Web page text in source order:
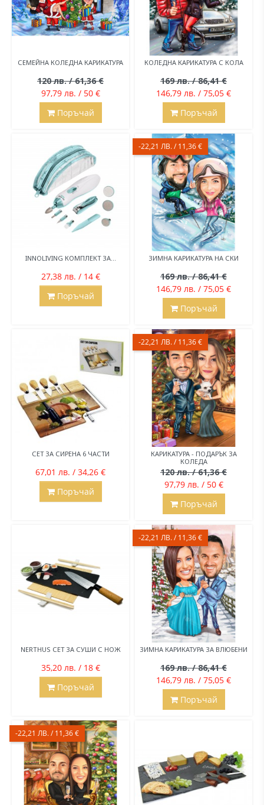
СЕМЕЙНА КОЛЕДНА КАРИКАТУРА
120 лв. / 61,36 €
97,79 лв. / 50 €
Поръчай
КОЛЕДНА КАРИКАТУРА С КОЛА
169 лв. / 86,41 €
146,79 лв. / 75,05 €
Поръчай
INNOLIVING КОМПЛЕКТ ЗА...
27,38 лв. / 14 €
Поръчай
ЗИМНА КАРИКАТУРА НА СКИ
169 лв. / 86,41 €
146,79 лв. / 75,05 €
-22,21 ЛВ. / 11,36 €
Поръчай
СЕТ ЗА СИРЕНА 6 ЧАСТИ
67,01 лв. / 34,26 €
Поръчай
КАРИКАТУРА - ПОДАРЪК ЗА
КОЛЕДА
120 лв. / 61,36 €
97,79 лв. / 50 €
-22,21 ЛВ. / 11,36 €
Поръчай
NERTHUS СЕТ ЗА СУШИ С НОЖ
35,20 лв. / 18 €
Поръчай
ЗИМНА КАРИКАТУРА ЗА ВЛЮБЕНИ
169 лв. / 86,41 €
146,79 лв. / 75,05 €
-22,21 ЛВ. / 11,36 €
Поръчай
-22,21 ЛВ. / 11,36 €